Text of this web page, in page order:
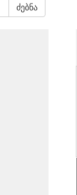
ძებნა